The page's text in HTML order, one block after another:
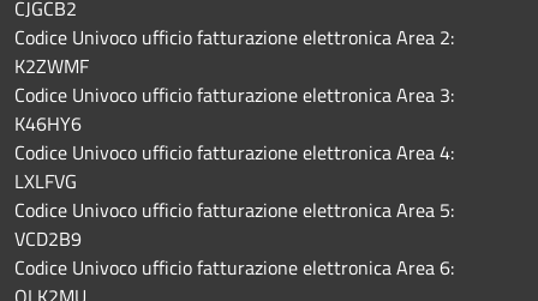
CJGCB2
Codice Univoco ufficio fatturazione elettronica Area 2:
K2ZWMF
Codice Univoco ufficio fatturazione elettronica Area 3:
K46HY6
Codice Univoco ufficio fatturazione elettronica Area 4:
LXLFVG
Codice Univoco ufficio fatturazione elettronica Area 5:
VCD2B9
Codice Univoco ufficio fatturazione elettronica Area 6: